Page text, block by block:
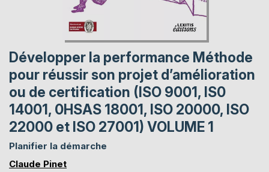
Développer la performance Méthode
pour réussir son projet d’amélioration
ou de certification (ISO 9001, IS0
14001, 0HSAS 18001, ISO 20000, ISO
22000 et ISO 27001) VOLUME 1
Planifier la démarche
Claude Pinet